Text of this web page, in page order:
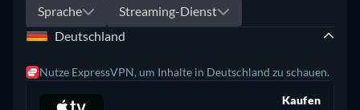
Sprache
Streaming-Dienst
Deutschland
Nutze ExpressVPN, um Inhalte in Deutschland zu schauen.
Kaufen